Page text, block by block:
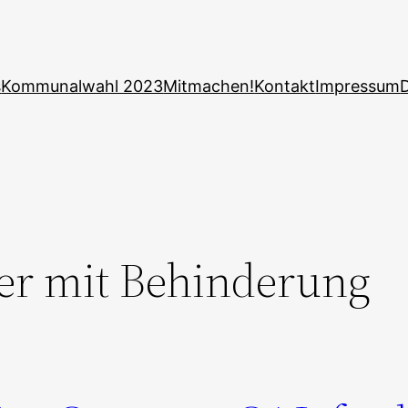
Kommunalwahl 2023Mitmachen!KontaktImpressum
mit Behinderung